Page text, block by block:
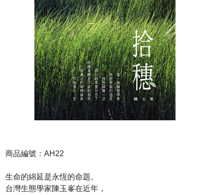
商品編號：AH22
生命的綿延是永恆的命題。
台灣生態學家陳玉峯在近年，